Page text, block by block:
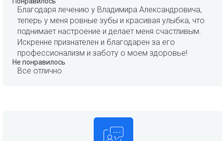
Благодаря лечению у Владимира Александровича,
теперь у меня ровные зубы и красивая улыбка, что
поднимает настроение и делает меня счастливым.
Искренне признателен и благодарен за его
профессионализм и заботу о моем здоровье!
Не понравилось
Все отлично